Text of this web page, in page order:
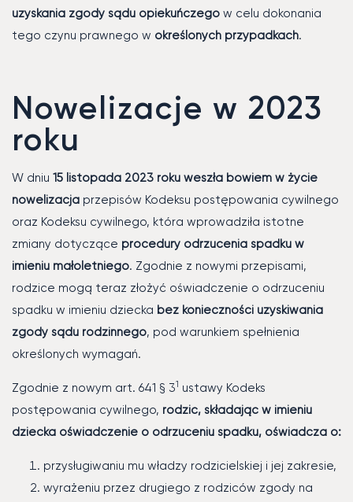
uzyskania zgody sądu opiekuńczego w celu dokonania
tego czynu prawnego w określonych przypadkach.
Nowelizacje w 2023
roku
W dniu 15 listopada 2023 roku weszła bowiem w życie
nowelizacja przepisów Kodeksu postępowania cywilnego
oraz Kodeksu cywilnego, która wprowadziła istotne
zmiany dotyczące procedury odrzucenia spadku w
imieniu małoletniego. Zgodnie z nowymi przepisami,
rodzice mogą teraz złożyć oświadczenie o odrzuceniu
spadku w imieniu dziecka bez konieczności uzyskiwania
zgody sądu rodzinnego, pod warunkiem spełnienia
określonych wymagań.
Zgodnie z nowym art. 641 § 31 ustawy Kodeks
postępowania cywilnego, rodzic, składając w imieniu
dziecka oświadczenie o odrzuceniu spadku, oświadcza o:
przysługiwaniu mu władzy rodzicielskiej i jej zakresie,
wyrażeniu przez drugiego z rodziców zgody na